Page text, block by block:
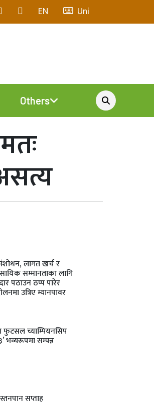
EN Uni
Others
लागत खर्च र
सम्मानताका लागि
पठाउन ठप्प पारेर
उत्रिए म्यानपावर
फुटसल च्याम्पियनसिप
भव्यरूपमा सम्पन्न
सप्ताह